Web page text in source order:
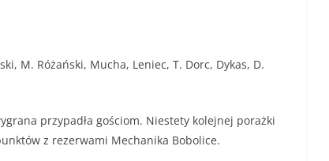
M. Różański, Mucha, Leniec, T. Dorc, Dykas, D.
przypadła gościom. Niestety kolejnej porażki
z rezerwami Mechanika Bobolice.